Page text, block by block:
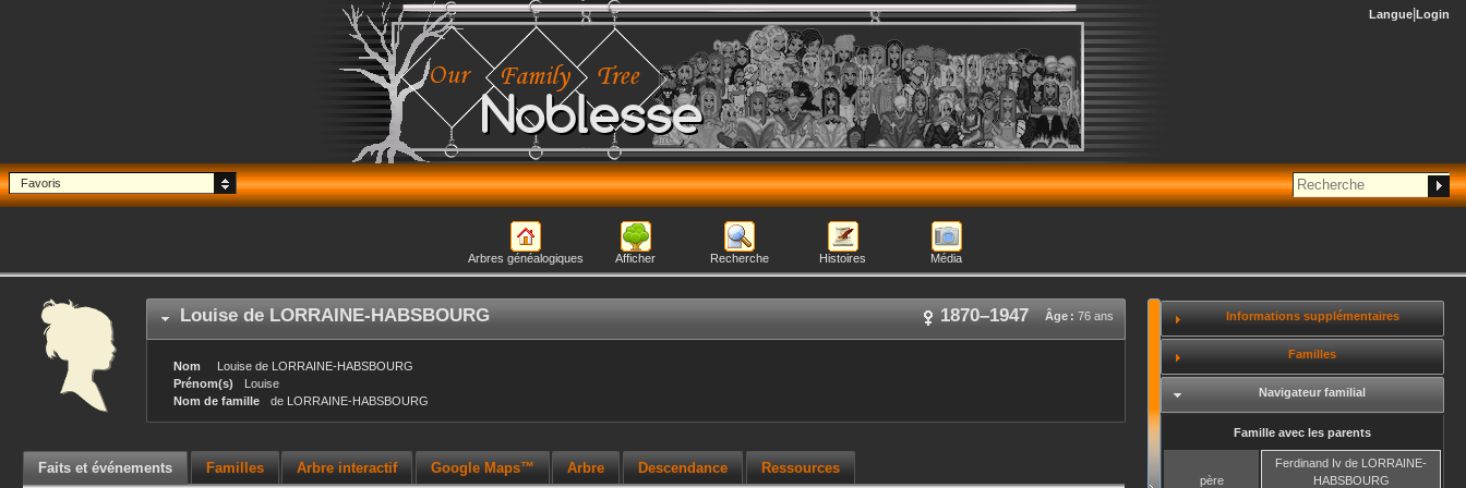
Noblesse
Langue Login
Favoris
Arbres généalogiques Afficher Recherche Histoires Média
Louise de LORRAINE-HABSBOURG Âge : 76 ans
1870–1947
Nom Louise de LORRAINE-HABSBOURG
Prénom(s)
Louise
Nom de famille
de LORRAINE-HABSBOURG
Faits et événements Familles Arbre interactif Google Maps™ Arbre Descendance Ressources
Informations supplémentaires
Familles
Navigateur familial
Famille avec les parents
père
Ferdinand Iv de LORRAINE-
HABSBOURG